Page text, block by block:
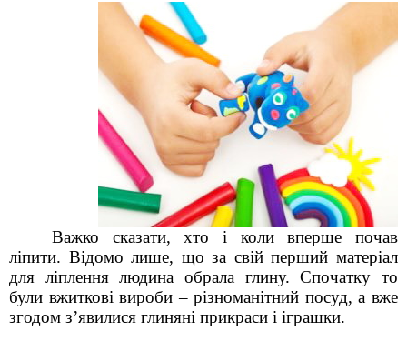
Важко сказати, хто і коли вперше почав
ліпити. Відомо лише, що за свій перший матеріал
для ліплення людина обрала глину. Спочатку то
були вжиткові вироби – різноманітний посуд, а вже
згодом з’явилися глиняні прикраси і іграшки.